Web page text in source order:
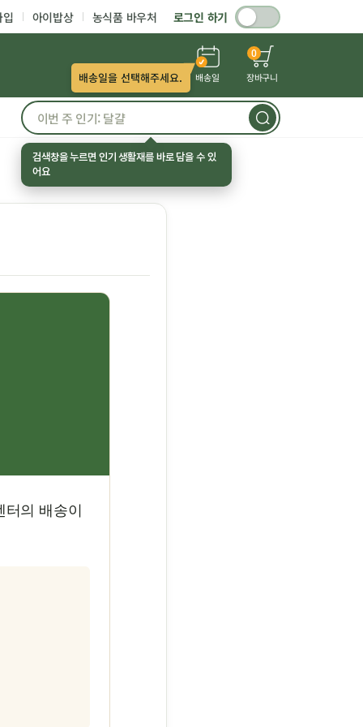
입 아이밥상 농식품 바우처 로그인 하기
배송일
배송일을 선택해주세요.
0
장바구니
의 배송이
검색창을 누르면 인기 생활재를 바로 담을 수 있
어요